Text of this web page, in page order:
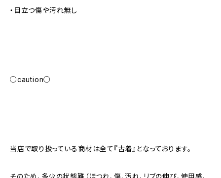
・目立つ傷や汚れ無し
○caution○
当店で取り扱っている商材は全て『古着』となっております。
そのため、多少の状態難（ほつれ、傷、汚れ、リブの伸び、使用感、